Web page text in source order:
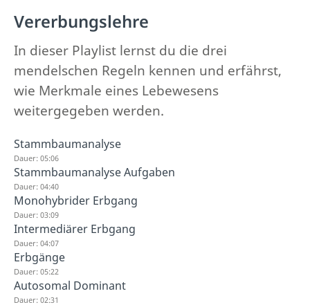
Vererbungslehre
In dieser Playlist lernst du die drei
mendelschen Regeln kennen und erfährst,
wie Merkmale eines Lebewesens
weitergegeben werden.
Stammbaumanalyse
Dauer: 05:06
Stammbaumanalyse Aufgaben
Dauer: 04:40
Monohybrider Erbgang
Dauer: 03:09
Intermediärer Erbgang
Dauer: 04:07
Erbgänge
Dauer: 05:22
Autosomal Dominant
Dauer: 02:31